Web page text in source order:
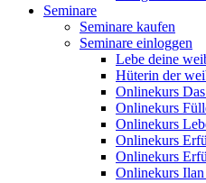
Seminare
Seminare kaufen
Seminare einloggen
Lebe deine
Hüterin der
Onlinekurs
Onlinekurs
Onlinekurs
Onlinekurs
Onlinekurs
Onlinekurs Ilan